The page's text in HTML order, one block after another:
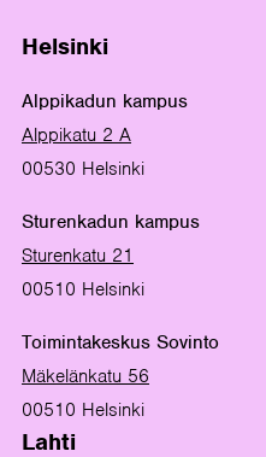
Helsinki
Alppikadun kampus
Alppikatu 2 A
00530 Helsinki
Sturenkadun kampus
Sturenkatu 21
00510 Helsinki
Toimintakeskus Sovinto
Mäkelänkatu 56
00510 Helsinki
Lahti